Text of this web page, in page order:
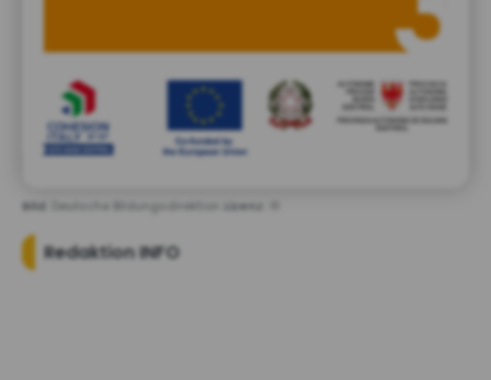
Bild: Deutsche Bildungsdirektion Lizenz:
Redaktion INFO